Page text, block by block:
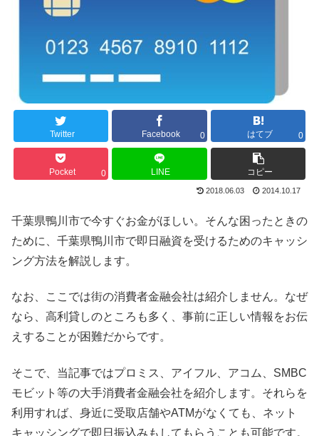
Twitter Facebook 0 はてブ 0
Pocket 0 LINE コピー
2018.06.03 2014.10.17
千葉県鴨川市で今すぐお金がほしい。そんな困ったときの
ために、千葉県鴨川市で即日融資を受けるためのキャッシ
ング方法を解説します。
なお、ここでは街の消費者金融会社は紹介しません。なぜ
なら、高利貸しのところも多く、事前に正しい情報をお伝
えすることが困難だからです。
そこで、当記事ではプロミス、アイフル、アコム、SMBC
モビット等の大手消費者金融会社を紹介します。それらを
利用すれば、身近に受取店舗やATMがなくても、ネット
キャッシングで即日振込みもしてもらうことも可能です。